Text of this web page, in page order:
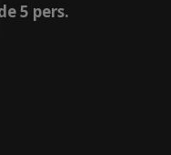
5 pers.